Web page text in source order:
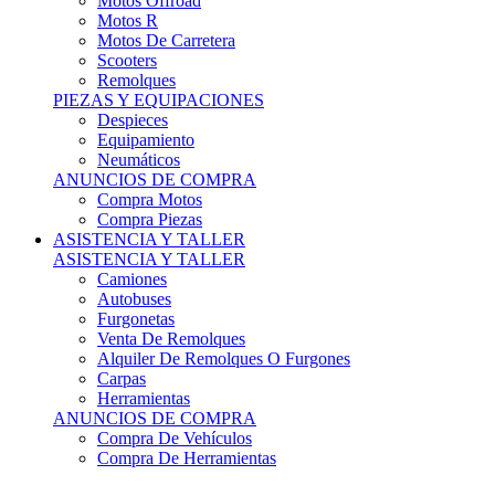
Motos R
Motos De Carretera
Scooters
Remolques
PIEZAS Y EQUIPACIONES
Despieces
Equipamiento
Neumáticos
ANUNCIOS DE COMPRA
Compra Motos
Compra Piezas
ASISTENCIA Y TALLER
ASISTENCIA Y TALLER
Camiones
Autobuses
Furgonetas
Venta De Remolques
Alquiler De Remolques O Furgones
Carpas
Herramientas
ANUNCIOS DE COMPRA
Compra De Vehículos
Compra De Herramientas